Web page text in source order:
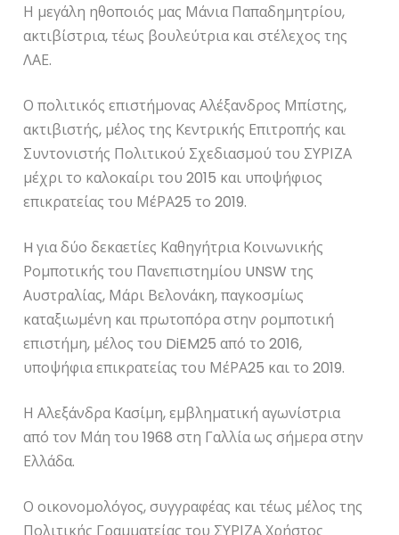
Η μεγάλη ηθοποιός μας Μάνια Παπαδημητρίου,
ακτιβίστρια, τέως βουλεύτρια και στέλεχος της
ΛΑΕ.
Ο πολιτικός επιστήμονας Αλέξανδρος Μπίστης,
ακτιβιστής, μέλος της Κεντρικής Επιτροπής και
Συντονιστής Πολιτικού Σχεδιασμού του ΣΥΡΙΖΑ
μέχρι το καλοκαίρι του 2015 και υποψήφιος
επικρατείας του ΜέΡΑ25 το 2019.
H για δύο δεκαετίες Καθηγήτρια Κοινωνικής
Ρομποτικής του Πανεπιστημίου UNSW της
Αυστραλίας, Μάρι Βελονάκη, παγκοσμίως
καταξιωμένη και πρωτοπόρα στην ρομποτική
επιστήμη, μέλος του DiEM25 από το 2016,
υποψήφια επικρατείας του ΜέΡΑ25 και το 2019.
Η Αλεξάνδρα Κασίμη, εμβληματική αγωνίστρια
από τον Μάη του 1968 στη Γαλλία ως σήμερα στην
Ελλάδα.
Ο οικονομολόγος, συγγραφέας και τέως μέλος της
Πολιτικής Γραμματείας του ΣΥΡΙΖΑ Χρήστος